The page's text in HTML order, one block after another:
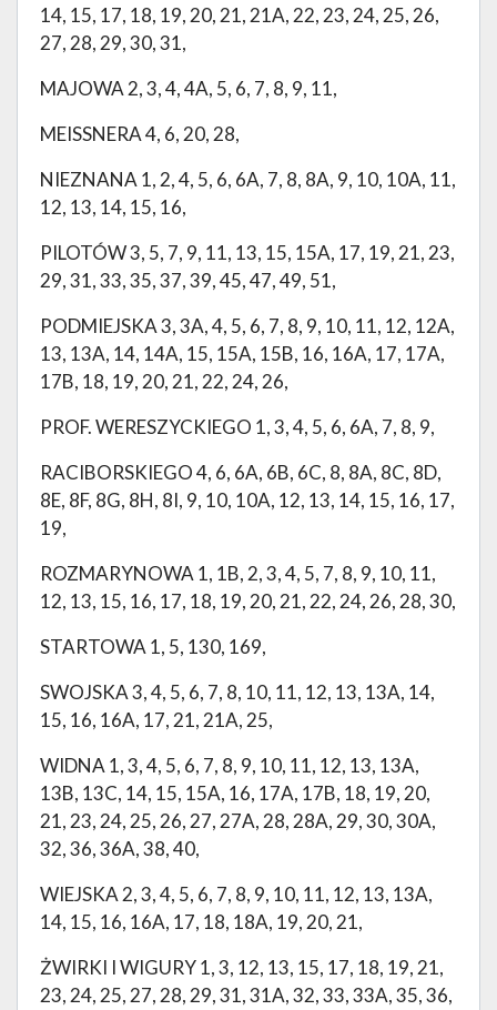
14, 15, 17, 18, 19, 20, 21, 21A, 22, 23, 24, 25, 26,
27, 28, 29, 30, 31,
MAJOWA 2, 3, 4, 4A, 5, 6, 7, 8, 9, 11,
MEISSNERA 4, 6, 20, 28,
NIEZNANA 1, 2, 4, 5, 6, 6A, 7, 8, 8A, 9, 10, 10A, 11,
12, 13, 14, 15, 16,
PILOTÓW 3, 5, 7, 9, 11, 13, 15, 15A, 17, 19, 21, 23,
29, 31, 33, 35, 37, 39, 45, 47, 49, 51,
PODMIEJSKA 3, 3A, 4, 5, 6, 7, 8, 9, 10, 11, 12, 12A,
13, 13A, 14, 14A, 15, 15A, 15B, 16, 16A, 17, 17A,
17B, 18, 19, 20, 21, 22, 24, 26,
PROF. WERESZYCKIEGO 1, 3, 4, 5, 6, 6A, 7, 8, 9,
RACIBORSKIEGO 4, 6, 6A, 6B, 6C, 8, 8A, 8C, 8D,
8E, 8F, 8G, 8H, 8I, 9, 10, 10A, 12, 13, 14, 15, 16, 17,
19,
ROZMARYNOWA 1, 1B, 2, 3, 4, 5, 7, 8, 9, 10, 11,
12, 13, 15, 16, 17, 18, 19, 20, 21, 22, 24, 26, 28, 30,
STARTOWA 1, 5, 130, 169,
SWOJSKA 3, 4, 5, 6, 7, 8, 10, 11, 12, 13, 13A, 14,
15, 16, 16A, 17, 21, 21A, 25,
WIDNA 1, 3, 4, 5, 6, 7, 8, 9, 10, 11, 12, 13, 13A,
13B, 13C, 14, 15, 15A, 16, 17A, 17B, 18, 19, 20,
21, 23, 24, 25, 26, 27, 27A, 28, 28A, 29, 30, 30A,
32, 36, 36A, 38, 40,
WIEJSKA 2, 3, 4, 5, 6, 7, 8, 9, 10, 11, 12, 13, 13A,
14, 15, 16, 16A, 17, 18, 18A, 19, 20, 21,
ŻWIRKI I WIGURY 1, 3, 12, 13, 15, 17, 18, 19, 21,
23, 24, 25, 27, 28, 29, 31, 31A, 32, 33, 33A, 35, 36,